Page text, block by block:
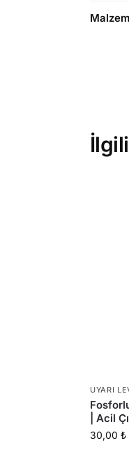
UYARI
| Acil
30,00 ₺